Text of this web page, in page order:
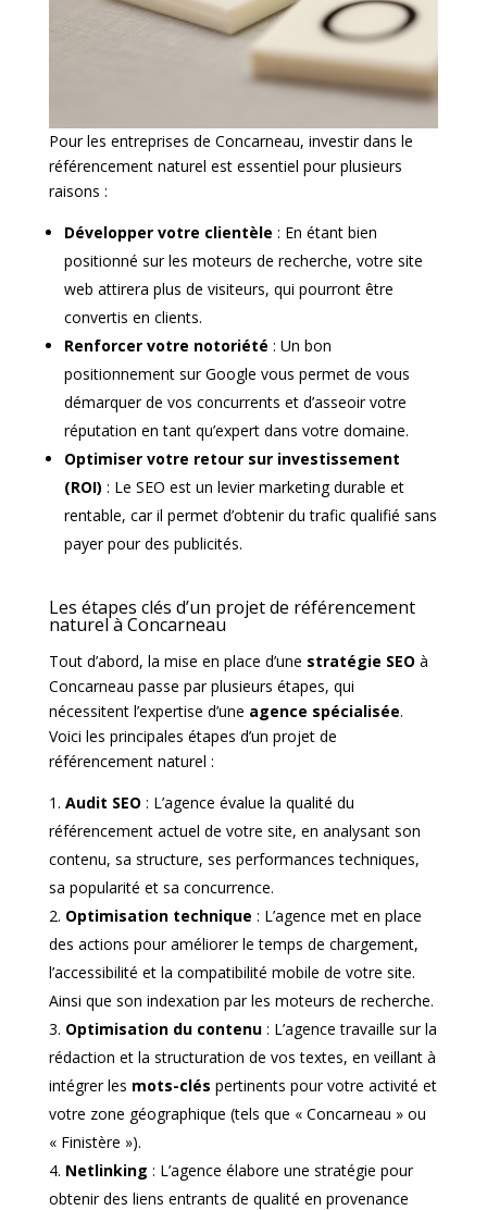
Pour les entreprises de Concarneau, investir dans le
référencement naturel est essentiel pour plusieurs
raisons :
Développer votre clientèle : En étant bien
positionné sur les moteurs de recherche, votre site
web attirera plus de visiteurs, qui pourront être
convertis en clients.
Renforcer votre notoriété : Un bon
positionnement sur Google vous permet de vous
démarquer de vos concurrents et d’asseoir votre
réputation en tant qu’expert dans votre domaine.
Optimiser votre retour sur investissement
(ROI) : Le SEO est un levier marketing durable et
rentable, car il permet d’obtenir du trafic qualifié sans
payer pour des publicités.
Les étapes clés d’un projet de référencement
naturel à Concarneau
Tout d’abord, la mise en place d’une stratégie SEO à
Concarneau passe par plusieurs étapes, qui
nécessitent l’expertise d’une agence spécialisée.
Voici les principales étapes d’un projet de
référencement naturel :
Audit SEO : L’agence évalue la qualité du
référencement actuel de votre site, en analysant son
contenu, sa structure, ses performances techniques,
sa popularité et sa concurrence.
Optimisation technique : L’agence met en place
des actions pour améliorer le temps de chargement,
l’accessibilité et la compatibilité mobile de votre site.
Ainsi que son indexation par les moteurs de recherche.
Optimisation du contenu: L’agence travaille sur la
rédaction et la structuration de vos textes, en veillant à
intégrer les mots-clés pertinents pour votre activité et
votre zone géographique (tels que « Concarneau » ou
« Finistère »).
Netlinking : L’agence élabore une stratégie pour
obtenir des liens entrants de qualité en provenance